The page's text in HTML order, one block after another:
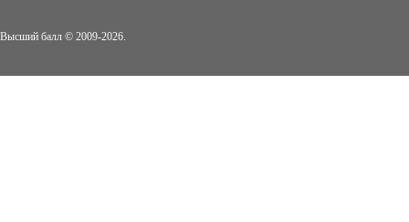
Высший балл © 2009-2026.